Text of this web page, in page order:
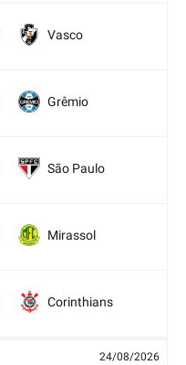
Vasco
Grêmio
São Paulo
Mirassol
Corinthians
24/08/2026